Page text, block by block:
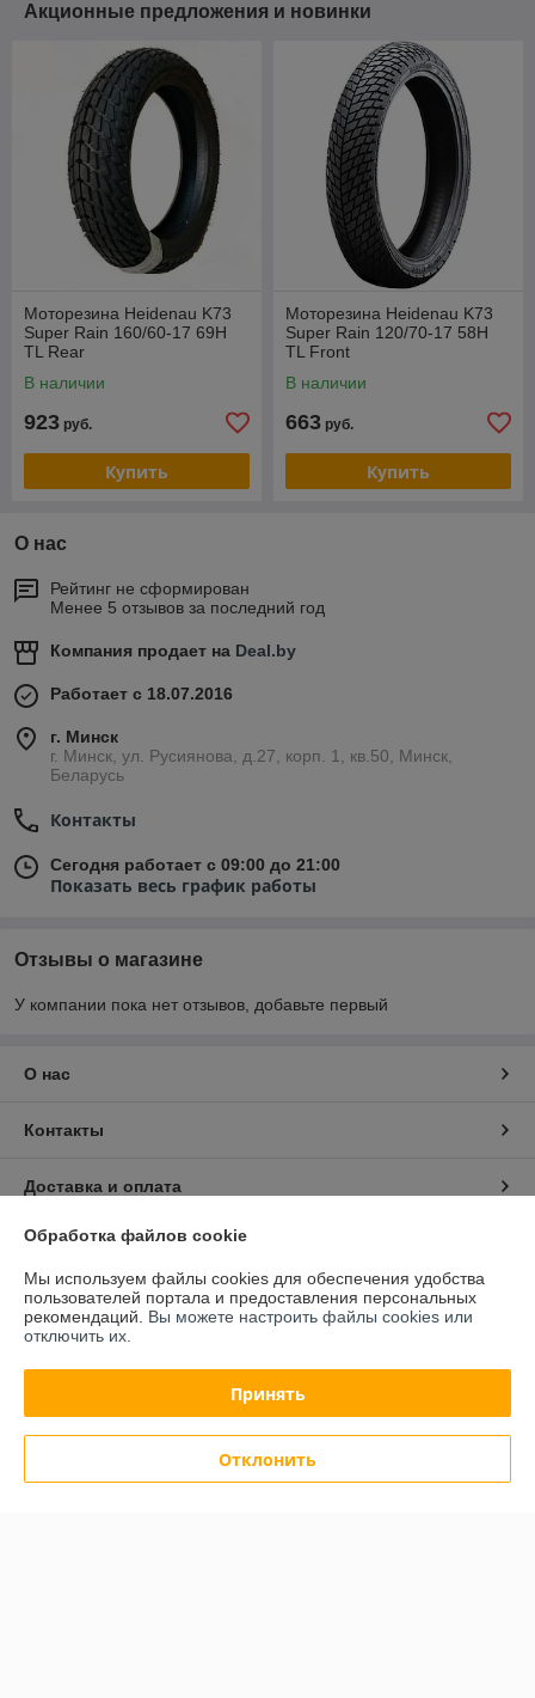
Акционные предложения и новинки
Моторезина Heidenau K73
Super Rain 160/60-17 69H
TL Rear
В наличии
923 руб.
Купить
Моторезина Heidenau K73
Super Rain 120/70-17 58H
TL Front
В наличии
663 руб.
Купить
О нас
Рейтинг не сформирован
Менее 5 отзывов за последний год
Компания продает на Deal.by
Работает с 18.07.2016
г. Минск
г. Минск, ул. Русиянова, д.27, корп. 1, кв.50, Минск,
Беларусь
Контакты
Сегодня работает с 09:00 до 21:00
Показать весь график работы
Отзывы о магазине
У компании пока нет отзывов, добавьте первый
О нас
Контакты
Доставка и оплата
График работы
Полная версия сайта
Сайт создан на платформе Deal.by
Обработка файлов cookie
Мы используем файлы cookies для обеспечения удобства
пользователей портала и предоставления персональных
рекомендаций. Вы можете настроить файлы cookies или
отключить их.
Принять
Отклонить